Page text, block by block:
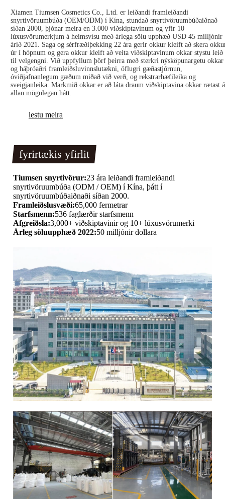
Xiamen Tiumsen Cosmetics Co., Ltd. er leiðandi framleiðandi
snyrtivöruumbúða (OEM/ODM) í Kína, stundað snyrtivöruumbúðaiðnað
síðan 2000, þjónar meira en 3.000 viðskiptavinum og yfir 10
lúxusvörumerkjum á heimsvísu með árlega sölu upphæð USD 45 milljónir
árið 2021. Saga og sérfræðiþekking 22 ára gerir okkur kleift að skera
úr í hópnum og gera okkur kleift að veita viðskiptavinum okkar stystu leið
til velgengni. Við uppfyllum þörf þeirra með sterkri nýsköpunargetu okkar
og háþróaðri framleiðsluvinnslutækni, öflugri gæðastjórnun,
óviðjafnanlegum gæðum miðað við verð, og rekstrarhæfileika og
sveigjanleika. Markmið okkar er að láta draum viðskiptavina okkar rætast á
allan mögulegan hátt.
lestu meira
fyrirtækis yfirlit
Tiumsen snyrtivörur:23 ára leiðandi framleiðandi
snyrtivöruumbúða (ODM / OEM) í Kína, þátt í
snyrtivöruumbúðaiðnaði síðan 2000.
Framleiðslusvæði:65,000 fermetrar
Starfsmenn:536 faglærðir starfsmenn
Afgreiðsla:3,000+ viðskiptavinir og 10+ lúxusvörumerki
Árleg söluupphæð 2022:50 milljónir dollara